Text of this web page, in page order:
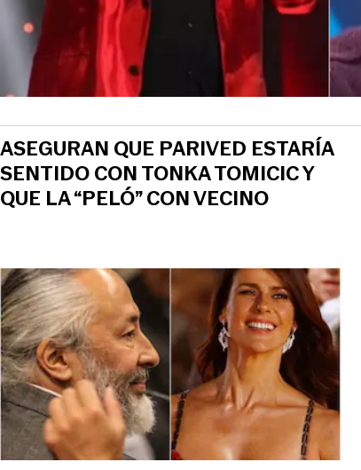
ASEGURAN QUE PARIVED ESTARÍA
SENTIDO CON TONKA TOMICIC Y
QUE LA “PELÓ” CON VECINO